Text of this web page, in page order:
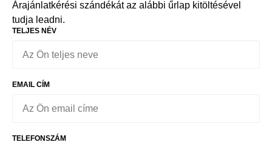
Árajánlatkérési szándékát az alábbi űrlap kitöltésével
tudja leadni.
TELJES NÉV
EMAIL CÍM
TELEFONSZÁM